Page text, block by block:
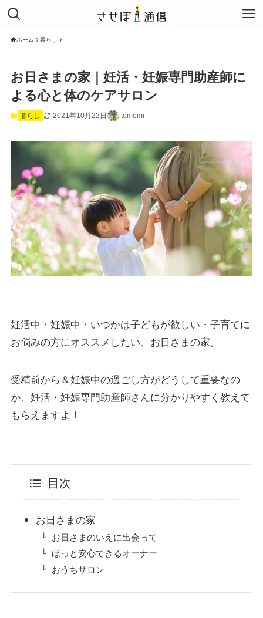
ホーム 暮らし
お日さまの家｜妊活・妊娠専門助産師に
よる心と体のケアサロン
暮らし 2021年10月22日 tomomi
妊活中・妊娠中・いつかは子どもが欲しい・子育てに
お悩みの方にオススメしたい、お日さまの家。
受精前から＆妊娠中の過ごし方がどうして重要なの
か、妊活・妊娠専門助産師さんに分かりやすく教えて
もらえますよ！
目次
お日さまの家
お日さまのいえに出会って
ほっと安心できるオーナー
おうちサロン